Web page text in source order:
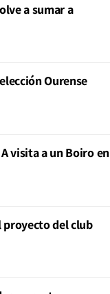
a sumar a
Ourense
visita a un Boiro en
proyecto del club